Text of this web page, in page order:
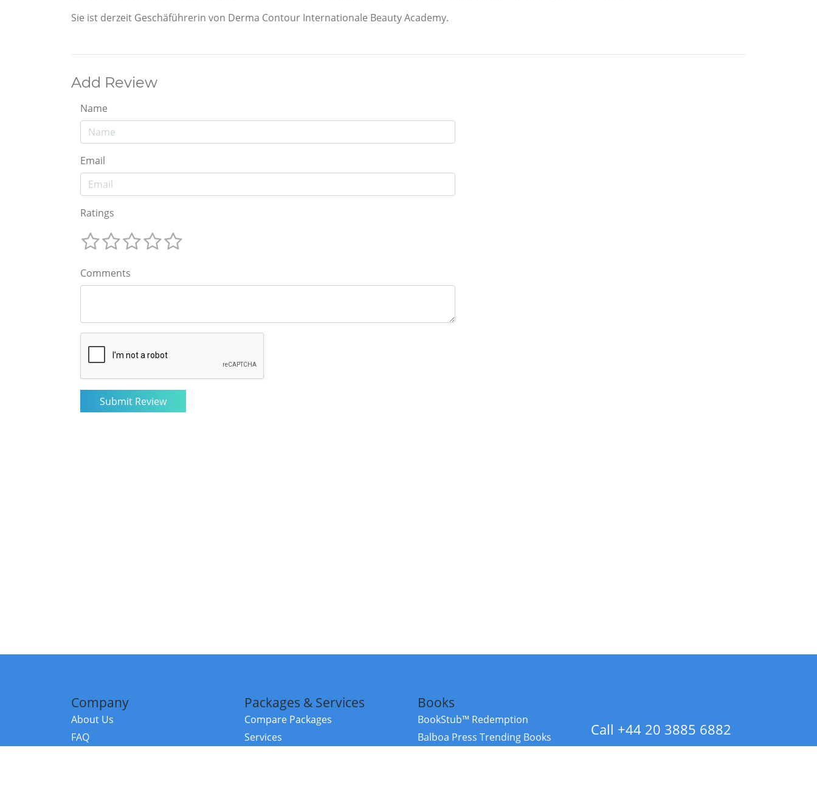
Sie ist derzeit Geschäführerin von Derma Contour Internationale Beauty Academy.
Add Review
Name
Email
Ratings
Comments
Company
About Us
FAQ
Packages & Services
Compare Packages
Services
Books
BookStub™ Redemption
Balboa Press Trending Books
Call +44 20 3885 6882